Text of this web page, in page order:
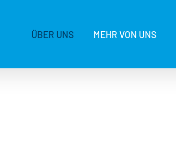
ÜBER UNS MEHR VON UNS